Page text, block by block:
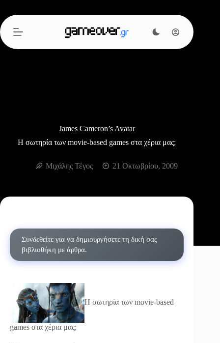
περιεχόμενο
James Cameron’s Avatar
Η σωτηρία των movie-based games στα χέρια μας;
Μιχάλης Τέγος 21 Οκτωβρίου, 2009
Συνδεθείτε για να δημιουργήσετε τη δική σας
βιβλιοθήκη με άρθρα.
Η σωτηρία των movie-based
games στα χέρια μας;